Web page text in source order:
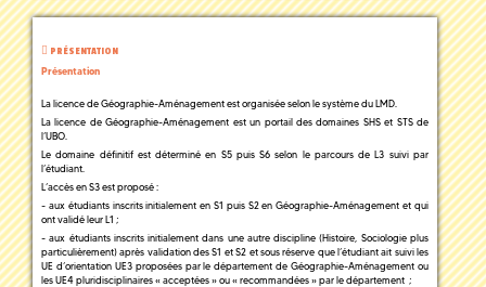
PRÉSENTATION
Présentation
La licence de Géographie-Aménagement est organisée selon le système du LMD.
La licence de Géographie-Aménagement est un portail des domaines SHS et STS de
l’UBO.
Le domaine définitif est déterminé en S5 puis S6 selon le parcours de L3 suivi par
l’étudiant.
L’accès en S3 est proposé :
- aux étudiants inscrits initialement en S1 puis S2 en Géographie-Aménagement et qui
ont validé leur L1 ;
- aux étudiants inscrits initialement dans une autre discipline (Histoire, Sociologie plus
particulièrement) après validation des S1 et S2 et sous réserve que l’étudiant ait suivi les
UE d’orientation UE3 proposées par le département de Géographie-Aménagement ou
les UE4 pluridisciplinaires « acceptées » ou « recommandées » par le département ;